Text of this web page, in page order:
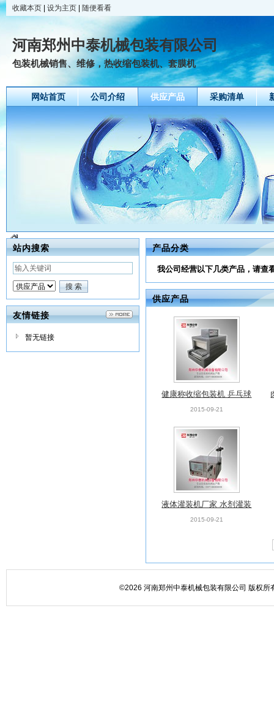
收藏本页 设为主页 随便看看
河南郑州中泰机械包装有限公司
包装机械销售、维修，热收缩包装机、套膜机
网站首页 公司介绍 供应产品 采购清单
站内搜索
友情链接
暂无链接
产品分类
我公司经营以下几类产品，请查
供应产品
健康称收缩包装机 乒乓球
拍包装机 保鲜袋包装机
2015-09-21
液体灌装机厂家 水剂灌装
机 液态物料灌装机
2015-09-21
©2026 河南郑州中泰机械包装有限公司 版权